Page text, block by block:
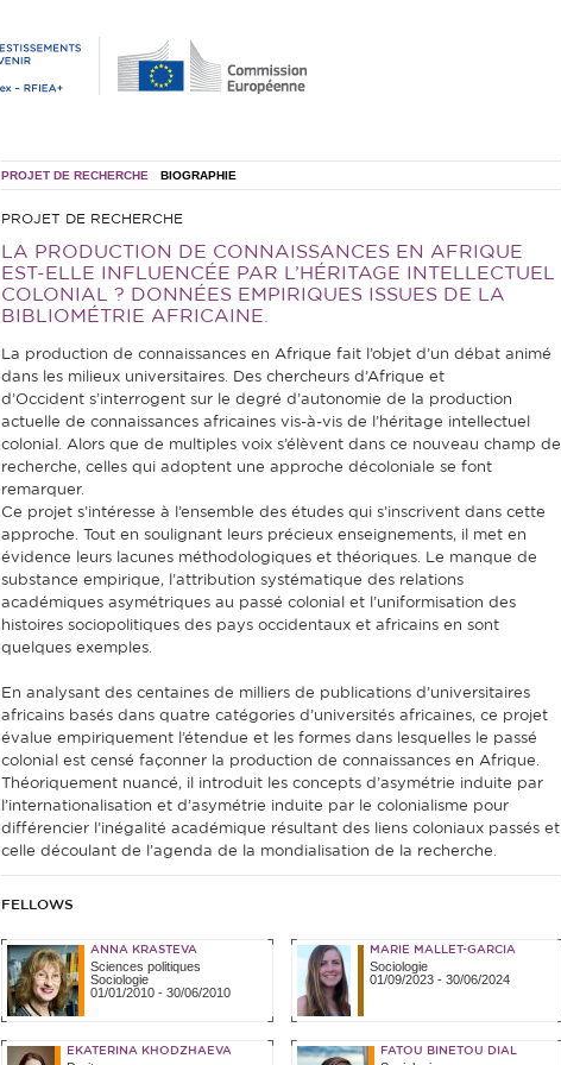
PROJET DE RECHERCHE BIOGRAPHIE
PROJET DE RECHERCHE
LA PRODUCTION DE CONNAISSANCES EN AFRIQUE
EST-ELLE INFLUENCÉE PAR L’HÉRITAGE INTELLECTUEL
COLONIAL ? DONNÉES EMPIRIQUES ISSUES DE LA
BIBLIOMÉTRIE AFRICAINE.
La production de connaissances en Afrique fait l’objet d’un débat animé
dans les milieux universitaires. Des chercheurs d’Afrique et
d’Occident s’interrogent sur le degré d’autonomie de la production
actuelle de connaissances africaines vis-à-vis de l’héritage intellectuel
colonial. Alors que de multiples voix s’élèvent dans ce nouveau champ de
recherche, celles qui adoptent une approche décoloniale se font
remarquer.
Ce projet s’intéresse à l’ensemble des études qui s’inscrivent dans cette
approche. Tout en soulignant leurs précieux enseignements, il met en
évidence leurs lacunes méthodologiques et théoriques. Le manque de
substance empirique, l’attribution systématique des relations
académiques asymétriques au passé colonial et l’uniformisation des
histoires sociopolitiques des pays occidentaux et africains en sont
quelques exemples.
En analysant des centaines de milliers de publications d’universitaires
africains basés dans quatre catégories d’universités africaines, ce projet
évalue empiriquement l’étendue et les formes dans lesquelles le passé
colonial est censé façonner la production de connaissances en Afrique.
Théoriquement nuancé, il introduit les concepts d’asymétrie induite par
l’internationalisation et d’asymétrie induite par le colonialisme pour
différencier l’inégalité académique résultant des liens coloniaux passés et
celle découlant de l’agenda de la mondialisation de la recherche.
FELLOWS
ANNA KRASTEVA
Sciences politiques
Sociologie
01/01/2010- 30/06/2010
MARIE MALLET-GARCIA
Sociologie
01/09/2023- 30/06/2024
EKATERINA KHODZHAEVA FATOU BINETOU DIAL